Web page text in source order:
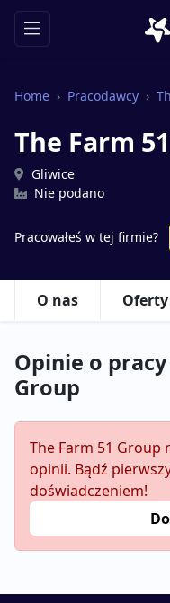
Home Pracodawcy
The Farm
Gliwice
Nie podano
Pracowałeś w tej firmie?
O nas Oferty
Opinie o pracy
Group
The Farm 51 Group
opinii. Bądź
doświadczeniem!